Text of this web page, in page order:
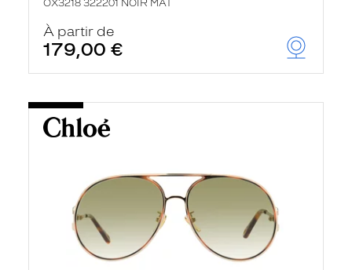
OX3218 322201 NOIR MAT
À partir de
179,00 €